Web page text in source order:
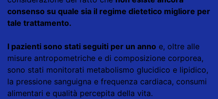
consenso su quale sia il regime dietetico migliore per
tale trattamento.
I pazienti sono stati seguiti per un anno e, oltre alle
misure antropometriche e di composizione corporea,
sono stati monitorati metabolismo glucidico e lipidico,
la pressione sanguigna e frequenza cardiaca, consumi
alimentari e qualità percepita della vita.